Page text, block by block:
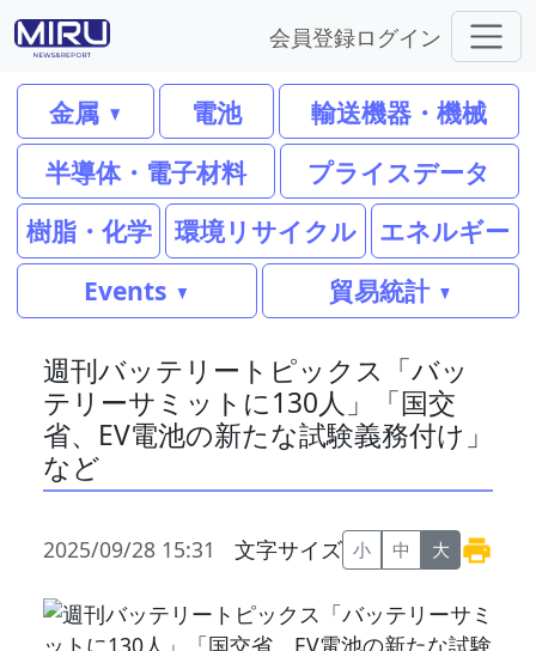
会員登録ログイン
金属 電池
輸送機器・機械
半導体・電子材料
プライスデータ
樹脂・化学
環境リサイクル
エネルギー
Events
貿易統計
週刊バッテリートピックス「バッ
テリーサミットに130人」「国交
省、EV電池の新たな試験義務付け」
など
2025/09/28 15:31 文字サイズ 小 中 大